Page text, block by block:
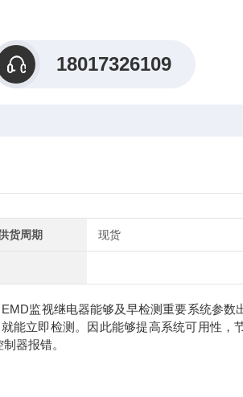
18017326109
货周期 现货
EMD监视继电器能够及早检测重要系统参数
能立即检测。因此能够提高系统可用性，
器报错。